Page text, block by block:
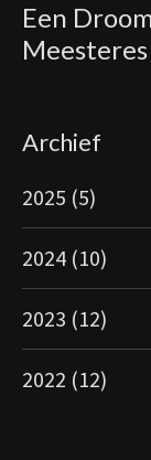
Een
Archief
2025 (5)
2024 (10)
2023 (12)
2022 (12)